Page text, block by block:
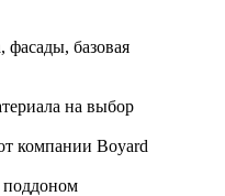
фасады, базовая
на выбор
компании Boyard